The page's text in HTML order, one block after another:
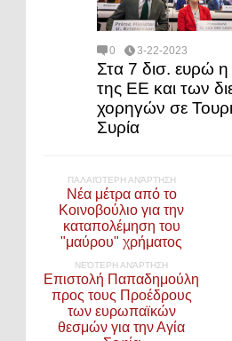
0 3-22-2023
Στα 7 δισ. ευρώ η
της ΕΕ και των
χορηγών σε
Συρία
ΠΑΛΑΙΌΤΕΡΗ ΑΝΆΡΤΗΣΗ
Νέα μέτρα από το
Κοινοβούλιο για την
καταπολέμηση του
"μαύρου" χρήματος
ΝΕΌΤΕΡΗ ΑΝΆΡΤΗΣΗ
Επιστολή Παπαδημούλη
προς τους Προέδρους
των ευρωπαϊκών
θεσμών για την Αγία